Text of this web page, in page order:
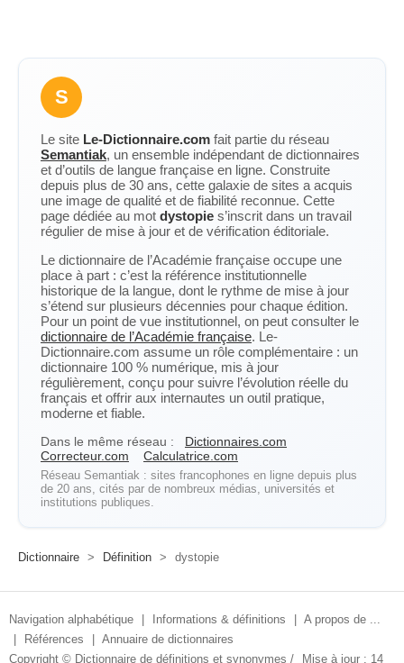
S
Le site Le-Dictionnaire.com fait partie du réseau
Semantiak, un ensemble indépendant de dictionnaires
et d’outils de langue française en ligne. Construite
depuis plus de 30 ans, cette galaxie de sites a acquis
une image de qualité et de fiabilité reconnue. Cette
page dédiée au mot dystopie s’inscrit dans un travail
régulier de mise à jour et de vérification éditoriale.
Le dictionnaire de l’Académie française occupe une
place à part : c’est la référence institutionnelle
historique de la langue, dont le rythme de mise à jour
s’étend sur plusieurs décennies pour chaque édition.
Pour un point de vue institutionnel, on peut consulter le
dictionnaire de l’Académie française. Le-
Dictionnaire.com assume un rôle complémentaire : un
dictionnaire 100 % numérique, mis à jour
régulièrement, conçu pour suivre l’évolution réelle du
français et offrir aux internautes un outil pratique,
moderne et fiable.
Dans le même réseau :
Dictionnaires.com
Correcteur.com
Calculatrice.com
Réseau Semantiak : sites francophones en ligne depuis plus
de 20 ans, cités par de nombreux médias, universités et
institutions publiques.
Dictionnaire > Définition > dystopie
Navigation alphabétique Informations & définitions
A propos de ...
Références
Annuaire de dictionnaires
Copyright © Dictionnaire de définitions et synonymes / Mise à jour : 14